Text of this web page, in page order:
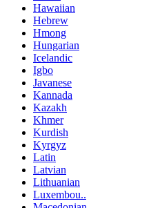
Hawaiian
Hebrew
Hmong
Hungarian
Icelandic
Igbo
Javanese
Kannada
Kazakh
Khmer
Kurdish
Kyrgyz
Latin
Latvian
Lithuanian
Luxembou..